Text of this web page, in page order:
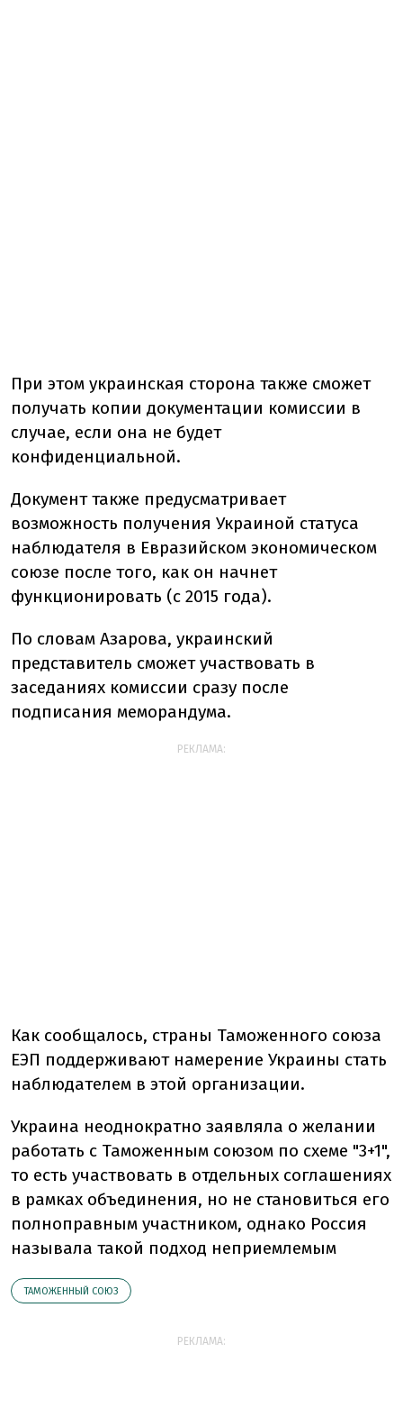
При этом украинская сторона также сможет
получать копии документации комиссии в
случае, если она не будет
конфиденциальной.
Документ также предусматривает
возможность получения Украиной статуса
наблюдателя в Евразийском экономическом
союзе после того, как он начнет
функционировать (с 2015 года).
По словам Азарова, украинский
представитель сможет участвовать в
заседаниях комиссии сразу после
подписания меморандума.
РЕКЛАМА:
Как сообщалось, страны Таможенного союза
ЕЭП поддерживают намерение Украины стать
наблюдателем в этой организации.
Украина неоднократно заявляла о желании
работать с Таможенным союзом по схеме "3+1",
то есть участвовать в отдельных соглашениях
в рамках объединения, но не становиться его
полноправным участником, однако Россия
называла такой подход неприемлемым
ТАМОЖЕННЫЙ СОЮЗ
РЕКЛАМА: